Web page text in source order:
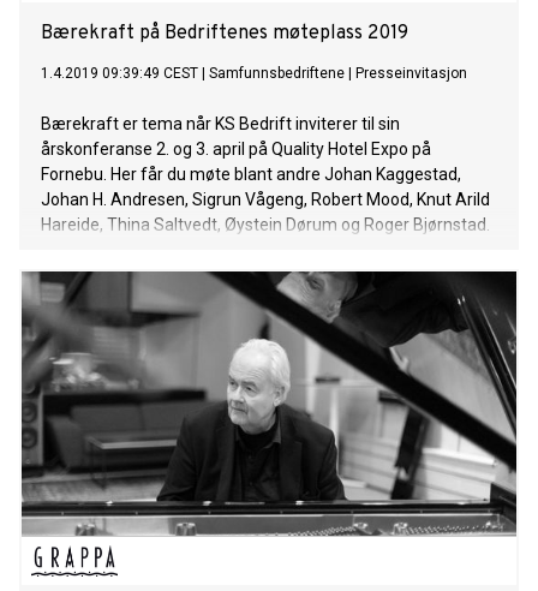
Bærekraft på Bedriftenes møteplass 2019
1.4.2019 09:39:49 CEST Samfunnsbedriftene Presseinvitasjon
Bærekraft er tema når KS Bedrift inviterer til sin
årskonferanse 2. og 3. april på Quality Hotel Expo på
Fornebu. Her får du møte blant andre Johan Kaggestad,
Johan H. Andresen, Sigrun Vågeng, Robert Mood, Knut Arild
Hareide, Thina Saltvedt, Øystein Dørum og Roger Bjørnstad.